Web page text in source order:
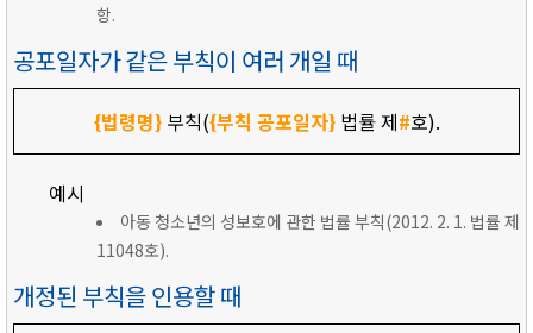
항.
공포일자가 같은 부칙이 여러 개일 때
{법령명}부칙({부칙 공포일자}법률 제#호).
예시
아동 청소년의 성보호에 관한 법률 부칙(2012. 2. 1. 법률 제
11048호).
개정된 부칙을 인용할 때